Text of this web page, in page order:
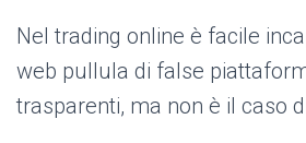
Nel trading online è facile
web pullula di false
trasparenti, ma non è il caso